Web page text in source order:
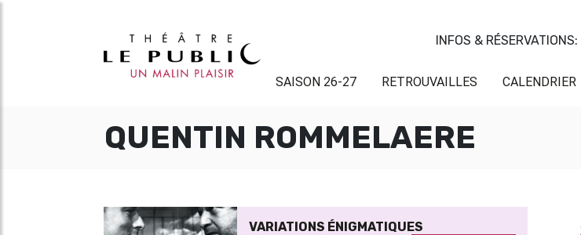
INFOS & RÉSERVATIONS:
SAISON 26-27 RETROUVAILLES CALENDRIER
QUENTIN ROMMELAERE
VARIATIONS ÉNIGMATIQUES